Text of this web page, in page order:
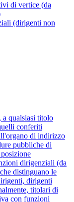
di vertice (da
(dirigenti non
qualsiasi titolo
conferiti
di indirizzo
pubbliche di
dirigenziali (da
distinguano le
dirigenti
titolari di
con funzioni